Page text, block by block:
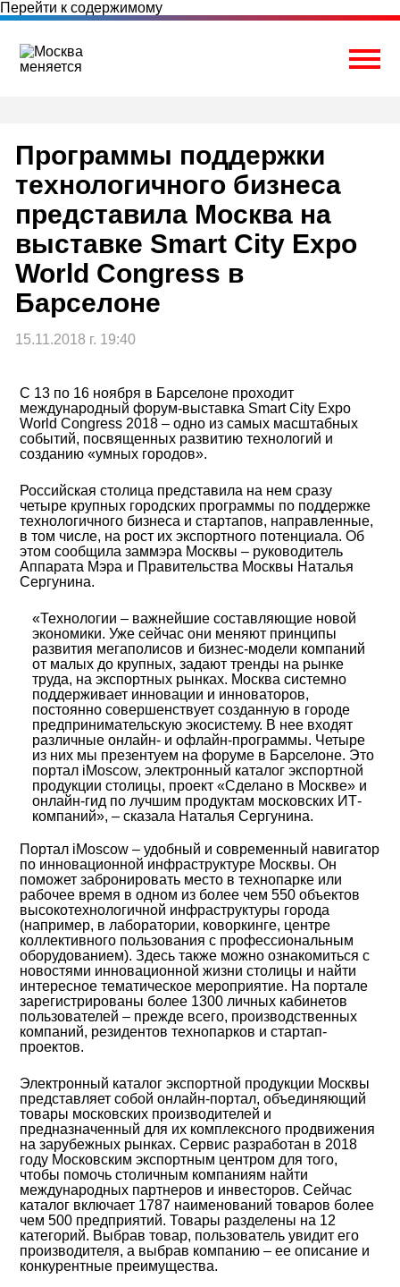
Перейти к содержимому
Программы поддержки
технологичного бизнеса
представила Москва на
выставке Smart City Expo
World Congress в
Барселоне
15.11.2018 г. 19:40
С 13 по 16 ноября в Барселоне проходит
международный форум-выставка Smart City Expo
World Congress 2018 – одно из самых масштабных
событий, посвященных развитию технологий и
созданию «умных городов».
Российская столица представила на нем сразу
четыре крупных городских программы по поддержке
технологичного бизнеса и стартапов, направленные,
в том числе, на рост их экспортного потенциала. Об
этом сообщила заммэра Москвы – руководитель
Аппарата Мэра и Правительства Москвы Наталья
Сергунина.
«Технологии – важнейшие составляющие новой
экономики. Уже сейчас они меняют принципы
развития мегаполисов и бизнес-модели компаний
от малых до крупных, задают тренды на рынке
труда, на экспортных рынках. Москва системно
поддерживает инновации и инноваторов,
постоянно совершенствует созданную в городе
предпринимательскую экосистему. В нее входят
различные онлайн- и офлайн-программы. Четыре
из них мы презентуем на форуме в Барселоне. Это
портал iMoscow, электронный каталог экспортной
продукции столицы, проект «Сделано в Москве» и
онлайн-гид по лучшим продуктам московских ИТ-
компаний», – сказала Наталья Сергунина.
Портал iMoscow – удобный и современный навигатор
по инновационной инфраструктуре Москвы. Он
поможет забронировать место в технопарке или
рабочее время в одном из более чем 550 объектов
высокотехнологичной инфраструктуры города
(например, в лаборатории, коворкинге, центре
коллективного пользования с профессиональным
оборудованием). Здесь также можно ознакомиться с
новостями инновационной жизни столицы и найти
интересное тематическое мероприятие. На портале
зарегистрированы более 1300 личных кабинетов
пользователей – прежде всего, производственных
компаний, резидентов технопарков и стартап-
проектов.
Электронный каталог экспортной продукции Москвы
представляет собой онлайн-портал, объединяющий
товары московских производителей и
предназначенный для их комплексного продвижения
на зарубежных рынках. Сервис разработан в 2018
году Московским экспортным центром для того,
чтобы помочь столичным компаниям найти
международных партнеров и инвесторов. Сейчас
каталог включает 1787 наименований товаров более
чем 500 предприятий. Товары разделены на 12
категорий. Выбрав товар, пользователь увидит его
производителя, а выбрав компанию – ее описание и
конкурентные преимущества.